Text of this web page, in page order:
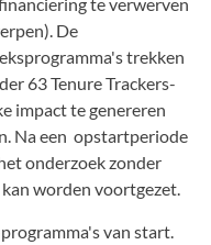
De
trekken
63 Tenure Trackers-
impact te genereren
Na een opstartperiode
onderzoek zonder
worden voortgezet.
van start.